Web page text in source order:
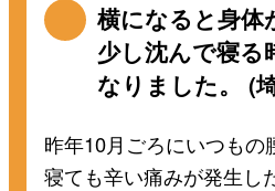
横になると身体
少し沈んで寝る
なりました。 (
昨年10月ごろにいつもの
寝ても辛い痛みが発生し